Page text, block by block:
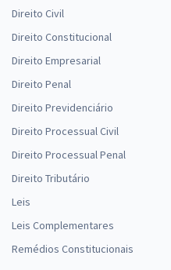
Direito Civil
Direito Constitucional
Direito Empresarial
Direito Penal
Direito Previdenciário
Direito Processual Civil
Direito Processual Penal
Direito Tributário
Leis
Leis Complementares
Remédios Constitucionais